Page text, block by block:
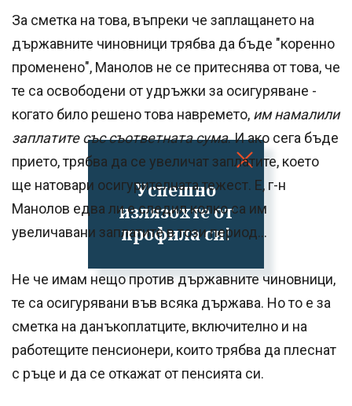
Успешно
излязохте от
профила си!
За сметка на това, въпреки че заплащането на
държавните чиновници трябва да бъде "коренно
променено", Манолов не се притеснява от това, че
те са освободени от удръжки за осигуряване -
когато било решено това навремето, им намалили
заплатите със съответната сума. И ако сега бъде
прието, трябва да се увеличат заплатите, което
ще натовари осигурителната тежест. Е, г-н
Манолов едва ли е следил колко са им
увеличавани заплатите в този период...
Не че имам нещо против държавните чиновници,
те са осигурявани във всяка държава. Но то е за
сметка на данъкоплатците, включително и на
работещите пенсионери, които трябва да плеснат
с ръце и да се откажат от пенсията си.